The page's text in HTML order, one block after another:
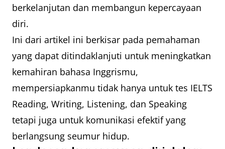
berkelanjutan dan membangun kepercayaan
diri.
Ini dari artikel ini berkisar pada pemahaman
yang dapat ditindaklanjuti untuk meningkatkan
kemahiran bahasa Inggrismu,
mempersiapkanmu tidak hanya untuk tes IELTS
Reading, Writing, Listening, dan Speaking
tetapi juga untuk komunikasi efektif yang
berlangsung seumur hidup.